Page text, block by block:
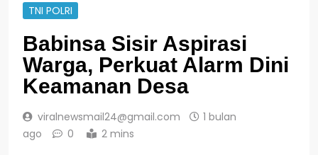
TNI POLRI
Babinsa Sisir Aspirasi
Warga, Perkuat Alarm Dini
Keamanan Desa
viralnewsmail24@gmail.com
1 bulan
ago
0 2 mins